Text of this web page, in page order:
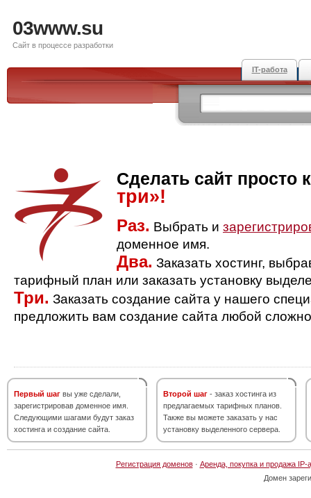
03www.su
Сайт в процессе разработки
IT-работа
Сделать сайт просто
три»!
Раз. Выбрать и
доменное имя.
Два. Заказать хостинг,
тарифный план или заказать установку
Три. Заказать создание сайта у нашего
предложить вам создание сайта любой
Первый шаг вы уже сделали,
зарегистрировав доменное имя.
Следующими шагами будут заказ
хостинга и создание сайта.
Второй шаг - заказ хостинга из
предлагаемых тарифных планов.
Также вы можете заказать у нас
установку выделенного сервера.
Регистрация доменов· Аренда, покупка и продажа IP-
Домен